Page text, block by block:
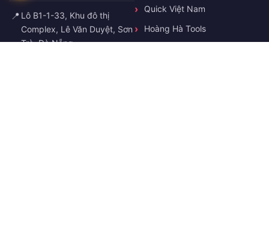
📍 Lô B1-1-33, Khu đô thị
Complex, Lê Văn Duyệt, Sơn
Trà, Đà Nẵng
Quick Việt Nam
Hoàng Hà Tools